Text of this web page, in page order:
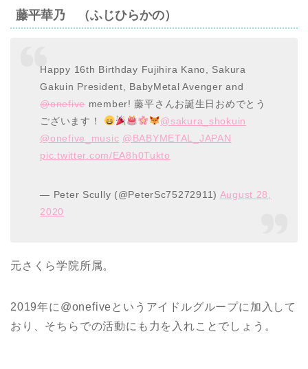
藤平華乃 （ふじひらかの）
Happy 16th Birthday Fujihira Kano, Sakura
Gakuin President, BabyMetal Avenger and
@onefivemember! 藤平さんお誕生日おめでとう
ございます！
@sakura_shokuin
@onefive_music @BABYMETAL_JAPAN
pic.twitter.com/EA8h0Tukto
— Peter Scully (@PeterSc75272911) August 28,
2020
元さくら学院所属。
2019年に@onefiveというアイドルグループに加入して
おり、そちらでの活動にも力を入れことでしょう。